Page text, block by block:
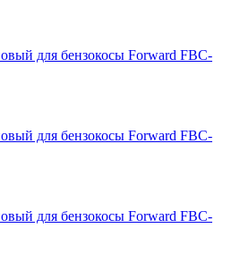
для бензокосы Forward FBC-
для бензокосы Forward FBC-
для бензокосы Forward FBC-